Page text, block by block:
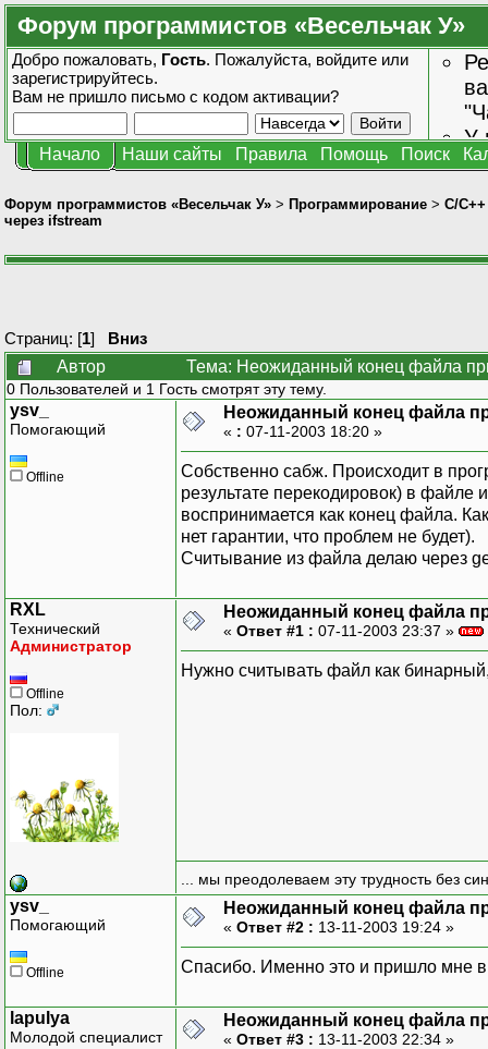
Форум программистов «Весельчак У»
Добро пожаловать, Гость. Пожалуйста, войдите или
зарегистрируйтесь.
Вам не пришло письмо с кодом активации?
У
Начало Наши сайты Правила Помощь Поиск
Форум программистов «Весельчак У» > Программирование > C/C++
через ifstream
Страниц: [1] Вниз
Автор
Тема: Неожиданный конец файла
0 Пользователей и 1 Гость смотрят эту тему.
ysv_
Помогающий
Offline
Неожиданный конец файла
« : 07-11-2003 18:20 »
Собственно сабж. Происходит в
результате перекодировок) в файле
воспринимается как конец файла.
нет гарантии, что проблем не будет).
Считывание из файла делаю через
RXL
Технический
Администратор
Offline
Пол:
Неожиданный конец файла
« Ответ #1 : 07-11-2003 23:37 »
Нужно считывать файл как
... мы преодолеваем эту трудность без
ysv_
Помогающий
Offline
Неожиданный конец файла
« Ответ #2 : 13-11-2003 19:24 »
Спасибо. Именно это и пришло мне в
lapulya
Молодой специалист
Неожиданный конец файла
« Ответ #3 : 13-11-2003 22:34 »